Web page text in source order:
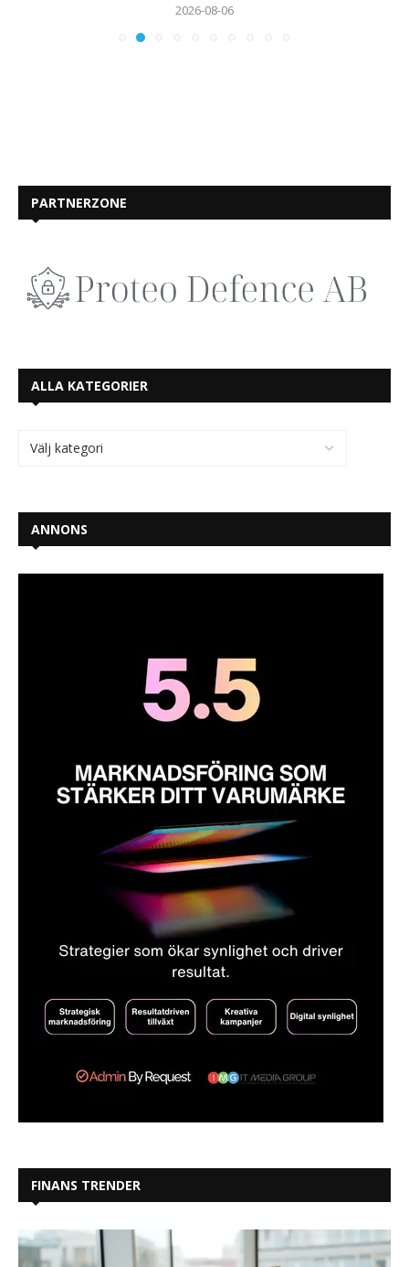
2026-08-06
PARTNERZONE
ALLA KATEGORIER
ANNONS
FINANS TRENDER